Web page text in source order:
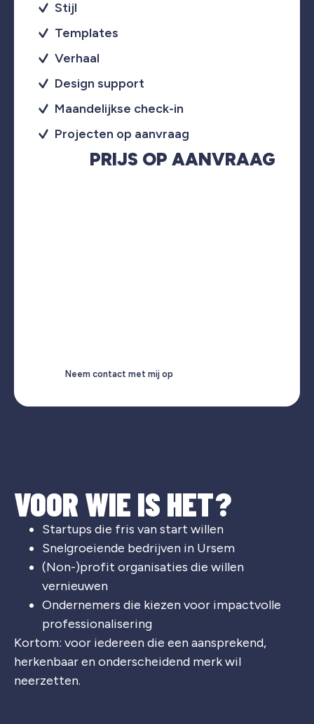
Stijl
Templates
Verhaal
Design support
Maandelijkse check-in
Projecten op aanvraag
PRIJS OP AANVRAAG
Neem contact met mij op
VOOR WIE IS HET?
Startups die fris van start willen
Snelgroeiende bedrijven in Ursem
(Non-)profit organisaties die willen
vernieuwen
Ondernemers die kiezen voor impactvolle
professionalisering
Kortom: voor iedereen die een aansprekend,
herkenbaar en onderscheidend merk wil
neerzetten.